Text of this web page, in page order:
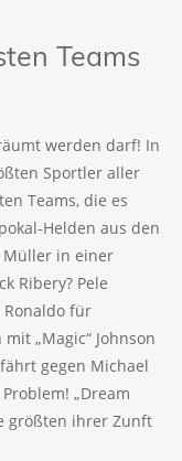
Teams
werden darf! In
Sportler aller
Teams, die es
Helden aus den
Müller in einer
Ribery? Pele
für
„Magic“ Johnson
gegen Michael
„Dream
größten ihrer Zunft